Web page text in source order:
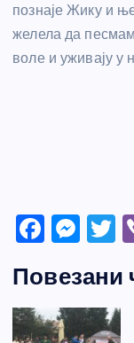
познаје Жику и
желела да
воле и уживају у
F
c
e
M
ss
e
T
er
Повезани